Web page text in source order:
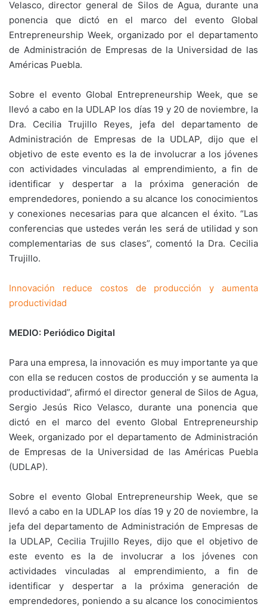
Velasco, director general de Silos de Agua, durante una
ponencia que dictó en el marco del evento Global
Entrepreneurship Week, organizado por el departamento
de Administración de Empresas de la Universidad de las
Américas Puebla.
Sobre el evento Global Entrepreneurship Week, que se
llevó a cabo en la UDLAP los días 19 y 20 de noviembre, la
Dra. Cecilia Trujillo Reyes, jefa del departamento de
Administración de Empresas de la UDLAP, dijo que el
objetivo de este evento es la de involucrar a los jóvenes
con actividades vinculadas al emprendimiento, a fin de
identificar y despertar a la próxima generación de
emprendedores, poniendo a su alcance los conocimientos
y conexiones necesarias para que alcancen el éxito. “Las
conferencias que ustedes verán les será de utilidad y son
complementarias de sus clases”, comentó la Dra. Cecilia
Trujillo.
Innovación reduce costos de producción y aumenta
productividad
MEDIO: Periódico Digital
Para una empresa, la innovación es muy importante ya que
con ella se reducen costos de producción y se aumenta la
productividad”, afirmó el director general de Silos de Agua,
Sergio Jesús Rico Velasco, durante una ponencia que
dictó en el marco del evento Global Entrepreneurship
Week, organizado por el departamento de Administración
de Empresas de la Universidad de las Américas Puebla
(UDLAP).
Sobre el evento Global Entrepreneurship Week, que se
llevó a cabo en la UDLAP los días 19 y 20 de noviembre, la
jefa del departamento de Administración de Empresas de
la UDLAP, Cecilia Trujillo Reyes, dijo que el objetivo de
este evento es la de involucrar a los jóvenes con
actividades vinculadas al emprendimiento, a fin de
identificar y despertar a la próxima generación de
emprendedores, poniendo a su alcance los conocimientos